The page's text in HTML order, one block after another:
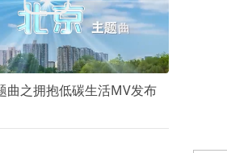
曲之拥抱低碳生活MV发布